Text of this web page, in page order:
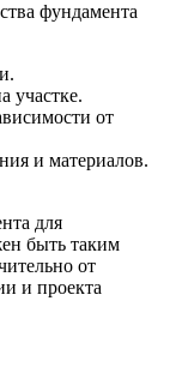
фундамента
участке.
от
и материалов.
для
быть таким
от
и проекта